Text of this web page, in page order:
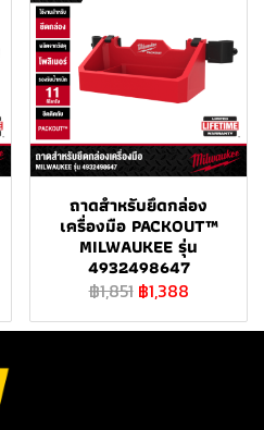
ถาดสำหรับยึดกล่อง
เครื่องมือ PACKOUT™
MILWAUKEE รุ่น
4932498647
฿1,851 ฿1,388